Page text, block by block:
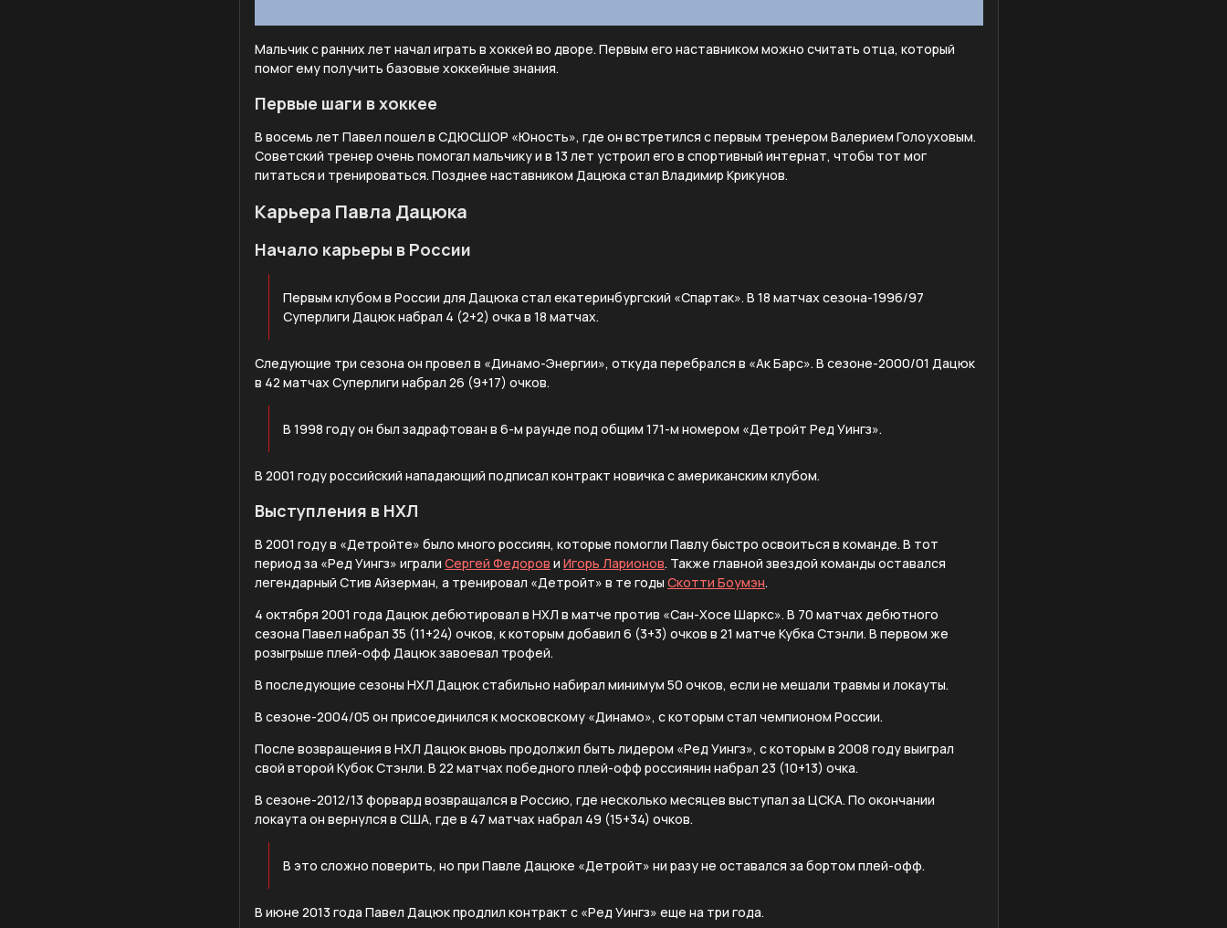
Мальчик с ранних лет начал играть в хоккей во дворе. Первым его наставником можно считать отца, который
помог ему получить базовые хоккейные знания.
Первые шаги в хоккее
В восемь лет Павел пошел в СДЮСШОР «Юность», где он встретился с первым тренером Валерием Голоуховым.
Советский тренер очень помогал мальчику и в 13 лет устроил его в спортивный интернат, чтобы тот мог
питаться и тренироваться. Позднее наставником Дацюка стал Владимир Крикунов.
Карьера Павла Дацюка
Начало карьеры в России
Первым клубом в России для Дацюка стал екатеринбургский «Спартак». В 18 матчах сезона-1996/97
Суперлиги Дацюк набрал 4 (2+2) очка в 18 матчах.
Следующие три сезона он провел в «Динамо-Энергии», откуда перебрался в «Ак Барс». В сезоне-2000/01 Дацюк
в 42 матчах Суперлиги набрал 26 (9+17) очков.
В 1998 году он был задрафтован в 6-м раунде под общим 171-м номером «Детройт Ред Уингз».
В 2001 году российский нападающий подписал контракт новичка с американским клубом.
Выступления в НХЛ
В 2001 году в «Детройте» было много россиян, которые помогли Павлу быстро освоиться в команде. В тот
период за «Ред Уингз» играли Сергей Федоров и Игорь Ларионов. Также главной звездой команды оставался
легендарный Стив Айзерман, а тренировал «Детройт» в те годы Скотти Боумэн.
4 октября 2001 года Дацюк дебютировал в НХЛ в матче против «Сан-Хосе Шаркс». В 70 матчах дебютного
сезона Павел набрал 35 (11+24) очков, к которым добавил 6 (3+3) очков в 21 матче Кубка Стэнли. В первом же
розыгрыше плей-офф Дацюк завоевал трофей.
В последующие сезоны НХЛ Дацюк стабильно набирал минимум 50 очков, если не мешали травмы и локауты.
В сезоне-2004/05 он присоединился к московскому «Динамо», с которым стал чемпионом России.
После возвращения в НХЛ Дацюк вновь продолжил быть лидером «Ред Уингз», с которым в 2008 году выиграл
свой второй Кубок Стэнли. В 22 матчах победного плей-офф россиянин набрал 23 (10+13) очка.
В сезоне-2012/13 форвард возвращался в Россию, где несколько месяцев выступал за ЦСКА. По окончании
локаута он вернулся в США, где в 47 матчах набрал 49 (15+34) очков.
В это сложно поверить, но при Павле Дацюке «Детройт» ни разу не оставался за бортом плей-офф.
В июне 2013 года Павел Дацюк продлил контракт с «Ред Уингз» еще на три года.